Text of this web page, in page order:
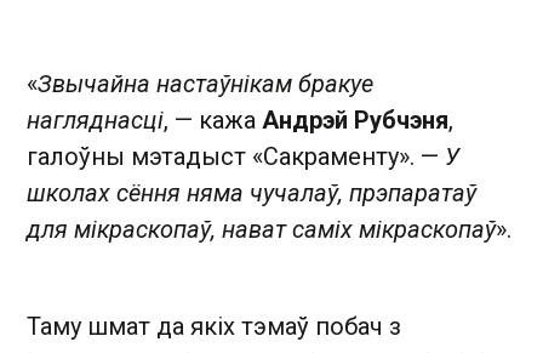
«Звычайна настаўнікам бракуе
нагляднасці, — кажа Андрэй Рубчэня,
галоўны мэтадыст «Сакраменту». — У
школах сёння няма чучалаў, прэпаратаў
для мікраскопаў, нават саміх мікраскопаў».
Таму шмат да якіх тэмаў побач з